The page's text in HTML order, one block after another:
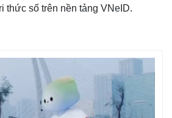
thức số trên nền tảng VNeID.